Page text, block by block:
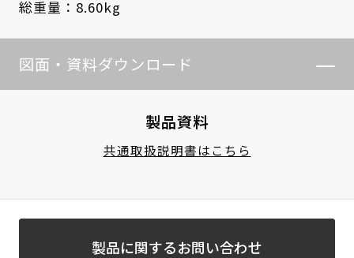
総重量：8.60kg
図面・資料ダウンロード
製品資料
共通取扱説明書はこちら
製品に関するお問い合わせ